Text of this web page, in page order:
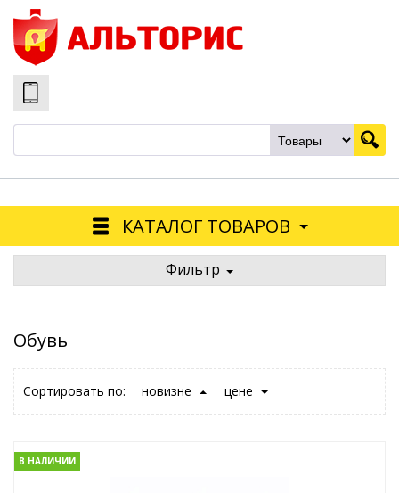
КАТАЛОГ ТОВАРОВ
Фильтр
Обувь
Сортировать по: новизне цене
В НАЛИЧИИ